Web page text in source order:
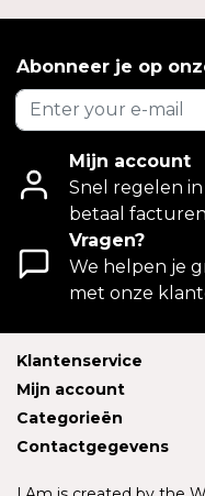
Abonneer je op
Mijn account
Snel regelen
betaal
Vragen?
We helpen je
met onze
Klantenservice
Mijn account
Categorieën
Contactgegevens